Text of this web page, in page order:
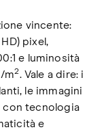
vincente:
pixel,
e luminosità
m2. Vale a dire: i
le immagini
con tecnologia
e